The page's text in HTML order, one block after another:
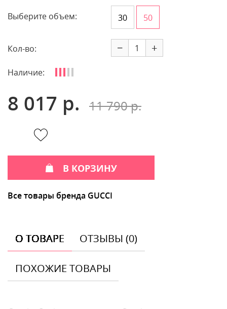
Выберите объем: 30 50
Кол-во: − +
Наличие:
8 017 р. 11 790 р.
В КОРЗИНУ
Все товары бренда GUCCI
О ТОВАРЕ ОТЗЫВЫ (0)
ПОХОЖИЕ ТОВАРЫ